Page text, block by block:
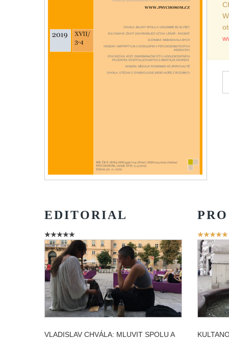
EDITORIAL
VLADISLAV CHVÁLA: MLUVIT SPOLU A
PRO
Hodnocení